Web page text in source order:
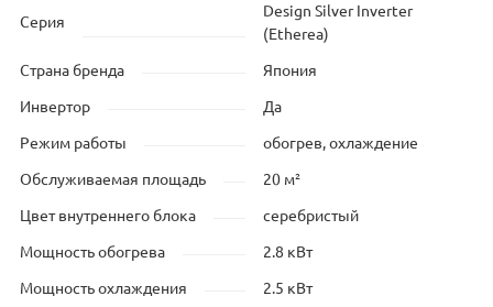
Серия
Design Silver Inverter
(Etherea)
Страна бренда Япония
Инвертор Да
Режим работы обогрев, охлаждение
Обслуживаемая площадь 20 м²
Цвет внутреннего блока серебристый
Мощность обогрева 2.8 кВт
Мощность охлаждения 2.5 кВт